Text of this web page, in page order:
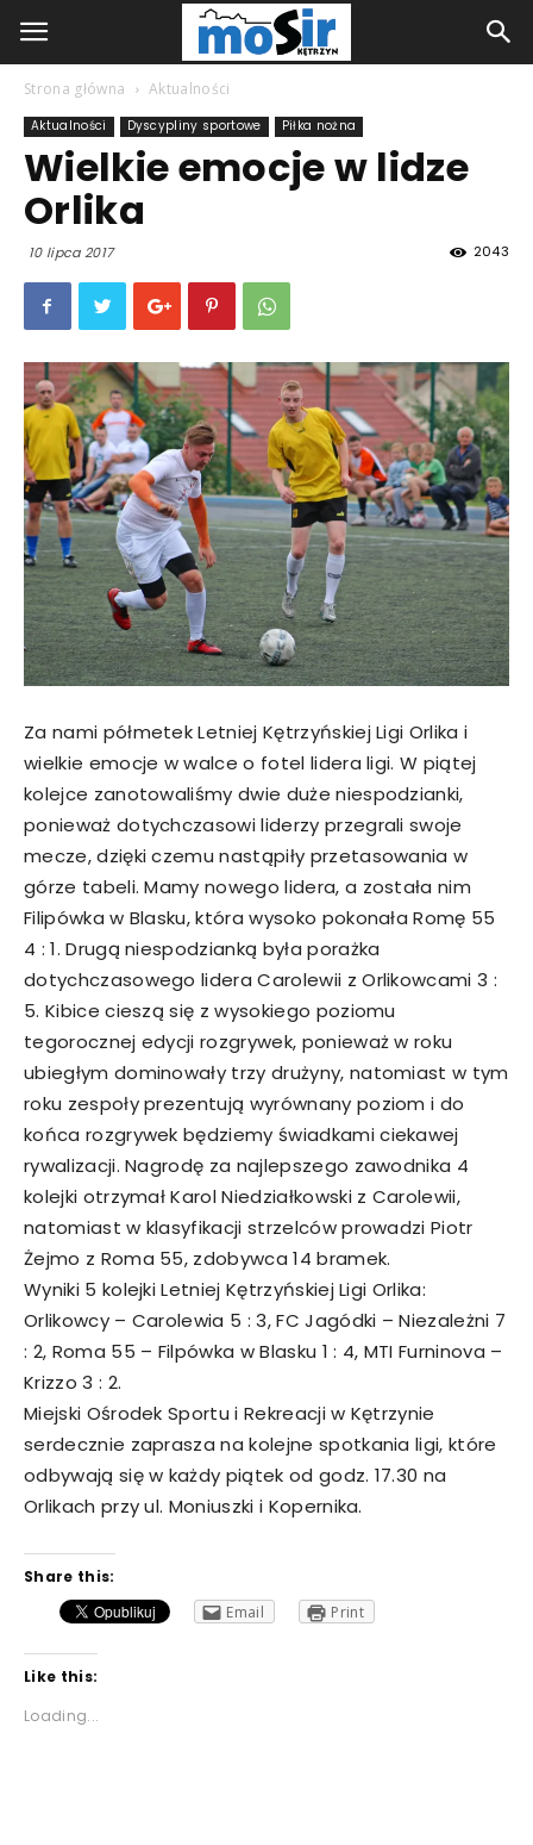
Strona główna Aktualności
Aktualności Dyscypliny sportowe Piłka nożna
Wielkie emocje w lidze
Orlika
10 lipca 2017 2043
Za nami półmetek Letniej Kętrzyńskiej Ligi Orlika i
wielkie emocje w walce o fotel lidera ligi. W piątej
kolejce zanotowaliśmy dwie duże niespodzianki,
ponieważ dotychczasowi liderzy przegrali swoje
mecze, dzięki czemu nastąpiły przetasowania w
górze tabeli. Mamy nowego lidera, a została nim
Filipówka w Blasku, która wysoko pokonała Romę 55
4 : 1. Drugą niespodzianką była porażka
dotychczasowego lidera Carolewii z Orlikowcami 3 :
5. Kibice cieszą się z wysokiego poziomu
tegorocznej edycji rozgrywek, ponieważ w roku
ubiegłym dominowały trzy drużyny, natomiast w tym
roku zespoły prezentują wyrównany poziom i do
końca rozgrywek będziemy świadkami ciekawej
rywalizacji. Nagrodę za najlepszego zawodnika 4
kolejki otrzymał Karol Niedziałkowski z Carolewii,
natomiast w klasyfikacji strzelców prowadzi Piotr
Żejmo z Roma 55, zdobywca 14 bramek.
Wyniki 5 kolejki Letniej Kętrzyńskiej Ligi Orlika:
Orlikowcy – Carolewia 5 : 3, FC Jagódki – Niezależni 7
: 2, Roma 55 – Filpówka w Blasku 1 : 4, MTI Furninova –
Krizzo 3 : 2.
Miejski Ośrodek Sportu i Rekreacji w Kętrzynie
serdecznie zaprasza na kolejne spotkania ligi, które
odbywają się w każdy piątek od godz. 17.30 na
Orlikach przy ul. Moniuszki i Kopernika.
Share this:
Email
Print
Like this:
Loading...